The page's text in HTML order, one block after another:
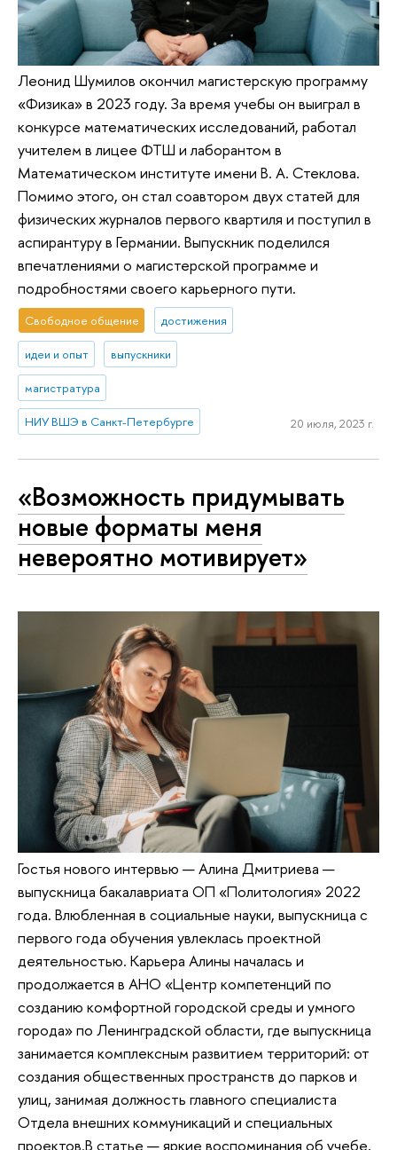
Леонид Шумилов окончил магистерскую программу
«Физика» в 2023 году. За время учебы он выиграл в
конкурсе математических исследований, работал
учителем в лицее ФТШ и лаборантом в
Математическом институте имени В. А. Стеклова.
Помимо этого, он стал соавтором двух статей для
физических журналов первого квартиля и поступил в
аспирантуру в Германии. Выпускник поделился
впечатлениями о магистерской программе и
подробностями своего карьерного пути.
Свободное общение достижения
идеи и опыт выпускники
магистратура
НИУ ВШЭ в Санкт-Петербурге 20 июля, 2023 г.
«Возможность придумывать
новые форматы меня
невероятно мотивирует»
Гостья нового интервью — Алина Дмитриева —
выпускница бакалавриата ОП «Политология» 2022
года. Влюбленная в социальные науки, выпускница с
первого года обучения увлеклась проектной
деятельностью. Карьера Алины началась и
продолжается в АНО «Центр компетенций по
созданию комфортной городской среды и умного
города» по Ленинградской области, где выпускница
занимается комплексным развитием территорий: от
создания общественных пространств до парков и
улиц, занимая должность главного специалиста
Отдела внешних коммуникаций и специальных
проектов.В статье — яркие воспоминания об учебе,